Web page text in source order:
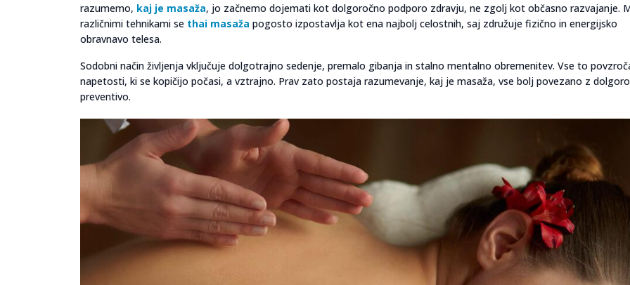
razumemo, kaj je masaža, jo začnemo dojemati kot dolgoročno podporo zdravju, ne zgolj kot občasno razvajanje.
različnimi tehnikami se thai masaža pogosto izpostavlja kot ena najbolj celostnih, saj združuje fizično in energijsko
obravnavo telesa.
Sodobni način življenja vključuje dolgotrajno sedenje, premalo gibanja in stalno mentalno obremenitev. Vse to
napetosti, ki se kopičijo počasi, a vztrajno. Prav zato postaja razumevanje, kaj je masaža, vse bolj povezano z
preventivo.